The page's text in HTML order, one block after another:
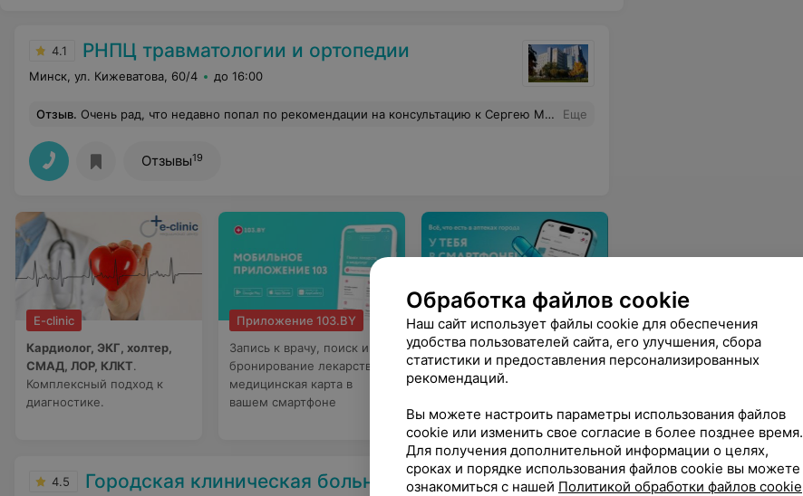
4.1 РНПЦ травматологии и ортопедии
Минск, ул. Кижеватова, 60/4 до 16:00
Отзыв. Очень рад, что недавно попал по рекомендации на консультацию к Сергею Михайловичу- заведующему нейрохирургическим отделением № 1, врачу-нейрохирургу высшей квалификационной категории. Очень приятный, тактичный, внимательный доктор, невзирая на административную загруженность-завотделением. Терпеливо выслушал жалобы, провёл осмотр, изучил предоставленные медицинские документы, определил алгоритм моих действий в ожидании предстоящей операции. Всё объяснял чётко и доходчиво, доброжелательным тоном. Я впервые покидал кабинет врача в приподнятом настроении, так как отношение к пациентам у Сергея Михайловича на высшем уровне! Выражаю благодарность Сергею Михайловичу за профессионализм и чуткое отношение, за умение снять страхи у пациента и вселить уверенность в положительном исходе. При таком заведующем уверен в слаженности и высочайшем профессионализме всей его команды! Еще
Отзывы19
E-clinic
Кардиолог, ЭКГ, холтер,
СМАД, ЛОР, КЛКТ.
Комплексный подход к
диагностике.
Приложение 103.BY
Запись к врачу, поиск и
бронирование лекарств,
медицинская карта в
вашем смартфоне
Приложение 103.BY
Наличие лекарств в
аптеках города,
бронирование и другие
смартфоне
4.5 Городская клиническая больница скорой медицинской помощи
Обработка файлов cookie
Наш сайт использует файлы cookie для обеспечения
удобства пользователей сайта, его улучшения, сбора
статистики и предоставления персонализированных
рекомендаций.
Вы можете настроить параметры использования файлов
cookie или изменить свое согласие в более позднее время.
Для получения дополнительной информации о целях,
сроках и порядке использования файлов cookie вы можете
ознакомиться с нашей Политикой обработки файлов cookie